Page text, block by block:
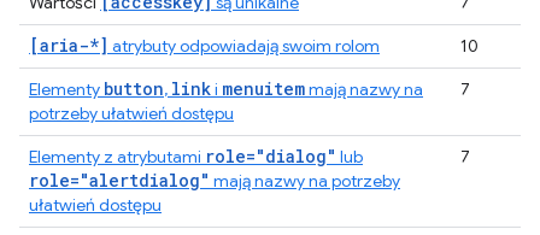
[aria-*] atrybuty odpowiadają swoim rolom
10
Elementy button, linki menuitemmają nazwy na
potrzeby ułatwień dostępu
7
Elementy z atrybutami role="dialog" lub
role="alertdialog" mają nazwy na potrzeby
ułatwień dostępu
7